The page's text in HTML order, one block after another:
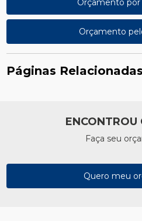
Orçamento
Orçamento
Páginas
ENCONTROU
Faça seu
Quero meu